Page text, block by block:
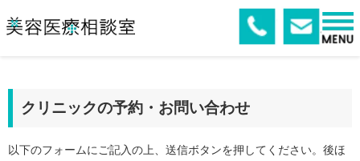
クリニックの予約・お問い合わせ
以下のフォームにご記入の上、送信ボタンを押してください。後ほ